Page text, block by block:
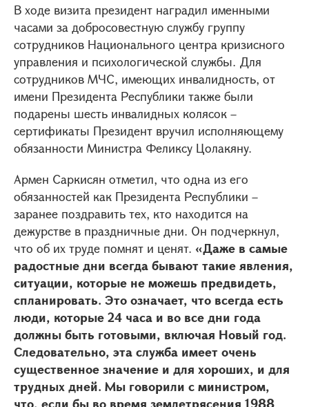
В ходе визита президент наградил именными
часами за добросовестную службу группу
сотрудников Национального центра кризисного
управления и психологической службы. Для
сотрудников МЧС, имеющих инвалидность, от
имени Президента Республики также были
подарены шесть инвалидных колясок –
сертификаты Президент вручил исполняющему
обязанности Министра Феликсу Цолакяну.
Армен Саркисян отметил, что одна из его
обязанностей как Президента Республики –
заранее поздравить тех, кто находится на
дежурстве в праздничные дни. Он подчеркнул,
что об их труде помнят и ценят. «Даже в самые
радостные дни всегда бывают такие явления,
ситуации, которые не можешь предвидеть,
спланировать. Это означает, что всегда есть
люди, которые 24 часа и во все дни года
должны быть готовыми, включая Новый год.
Следовательно, эта служба имеет очень
существенное значение и для хороших, и для
трудных дней. Мы говорили с министром,
что, если бы во время землетрясения 1988